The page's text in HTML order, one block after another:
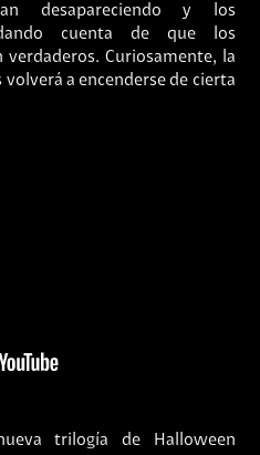
desapareciendo y los
cuenta de que los
Curiosamente, la
volverá a encenderse de cierta
trilogía de Halloween